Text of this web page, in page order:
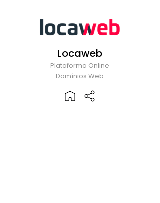
Locaweb
Plataforma Online
Domínios Web